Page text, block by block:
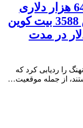
نهنگ ها با بازپس گیری 64 هزار دلاری
بیت کوین پس از فروش 3588 بیت کوین
دلار در مدت
خوراکی های کلیدی Lookonchain 3 نهنگ را ردیابی کرد که